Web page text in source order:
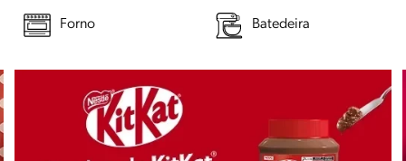
Forno Batedeira